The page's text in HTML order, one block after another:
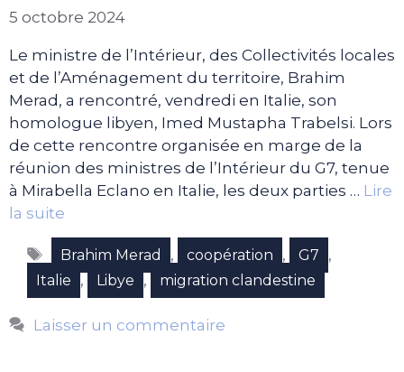
5 octobre 2024
Le ministre de l’Intérieur, des Collectivités locales
et de l’Aménagement du territoire, Brahim
Merad, a rencontré, vendredi en Italie, son
homologue libyen, Imed Mustapha Trabelsi. Lors
de cette rencontre organisée en marge de la
réunion des ministres de l’Intérieur du G7, tenue
à Mirabella Eclano en Italie, les deux parties … Lire
la suite
Étiquettes
Brahim Merad , coopération , G7 ,
Italie , Libye , migration clandestine
Laisser un commentaire